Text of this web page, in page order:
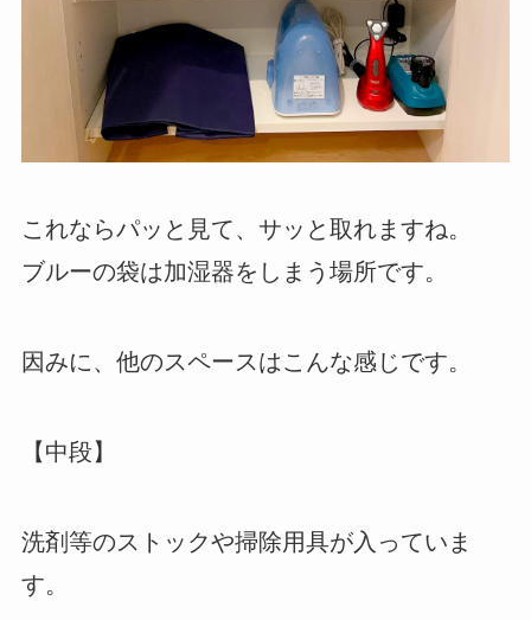
これならパッと見て、サッと取れますね。
ブルーの袋は加湿器をしまう場所です。
因みに、他のスペースはこんな感じです。
【中段】
洗剤等のストックや掃除用具が入っていま
す。